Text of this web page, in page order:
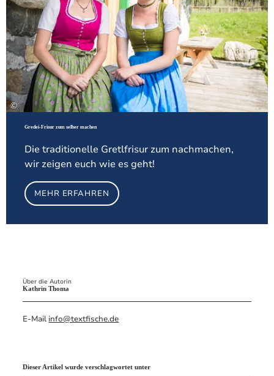
©
Gredei-Frisur zum selber machen
Die traditionelle Gretlfrisur zum nachmachen,
wir zeigen euch wie es geht!
MEHR ERFAHREN
Dieser Artikel wurde verschlagwortet unter
Über die Autorin
Kathrin Thoma
E-Mail info@textfische.de